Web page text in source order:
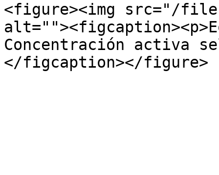
<figure><img src="/files/
Concentración activa